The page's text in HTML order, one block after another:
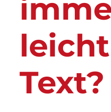
Text?